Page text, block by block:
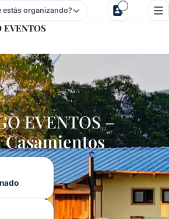
En San Carlos, Maldonado,
estás organizando?
EVENTOS
EVENTOS –
Casamientos